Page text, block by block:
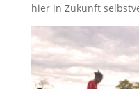
hier in Zukunft